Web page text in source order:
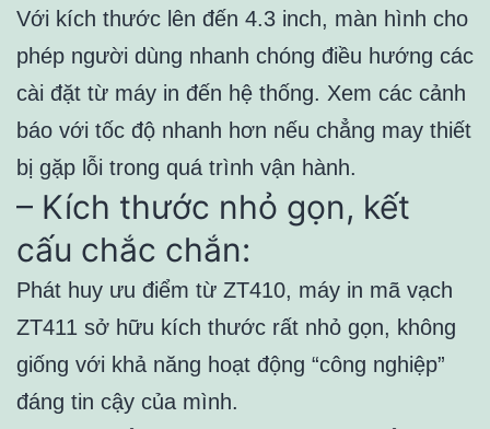
Với kích thước lên đến 4.3 inch, màn hình cho
phép người dùng nhanh chóng điều hướng các
cài đặt từ máy in đến hệ thống. Xem các cảnh
báo với tốc độ nhanh hơn nếu chẳng may thiết
bị gặp lỗi trong quá trình vận hành.
– Kích thước nhỏ gọn, kết
cấu chắc chắn:
Phát huy ưu điểm từ ZT410, máy in mã vạch
ZT411 sở hữu kích thước rất nhỏ gọn, không
giống với khả năng hoạt động “công nghiệp”
đáng tin cậy của mình.